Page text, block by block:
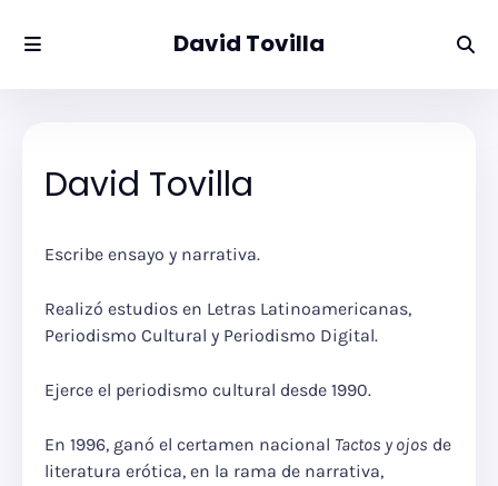
David Tovilla
David Tovilla
Escribe ensayo y narrativa.
Realizó estudios en Letras Latinoamericanas,
Periodismo Cultural y Periodismo Digital.
Ejerce el periodismo cultural desde 1990.
En 1996, ganó el certamen nacional Tactos y ojos de
literatura erótica, en la rama de narrativa,